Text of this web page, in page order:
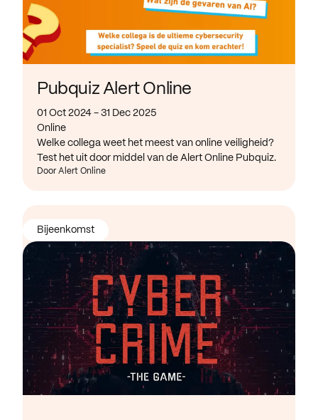
Pubquiz Alert Online
01 Oct 2024 - 31 Dec 2025
Online
Welke collega weet het meest van online veiligheid?
Test het uit door middel van de Alert Online Pubquiz.
Door Alert Online
Bijeenkomst